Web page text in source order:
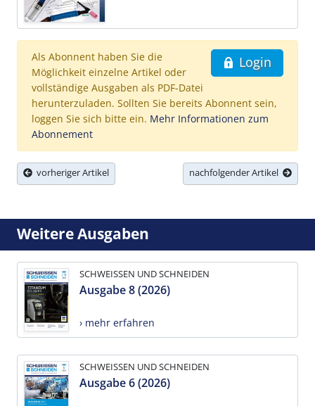
Login
Als Abonnent haben Sie die
Möglichkeit einzelne Artikel oder
vollständige Ausgaben als PDF-Datei
herunterzuladen. Sollten Sie bereits Abonnent sein,
loggen Sie sich bitte ein. Mehr Informationen zum
Abonnement
vorheriger Artikel nachfolgender Artikel
Weitere Ausgaben
SCHWEISSEN UND SCHNEIDEN
Ausgabe 8 (2026)
› mehr erfahren
SCHWEISSEN UND SCHNEIDEN
Ausgabe 6 (2026)